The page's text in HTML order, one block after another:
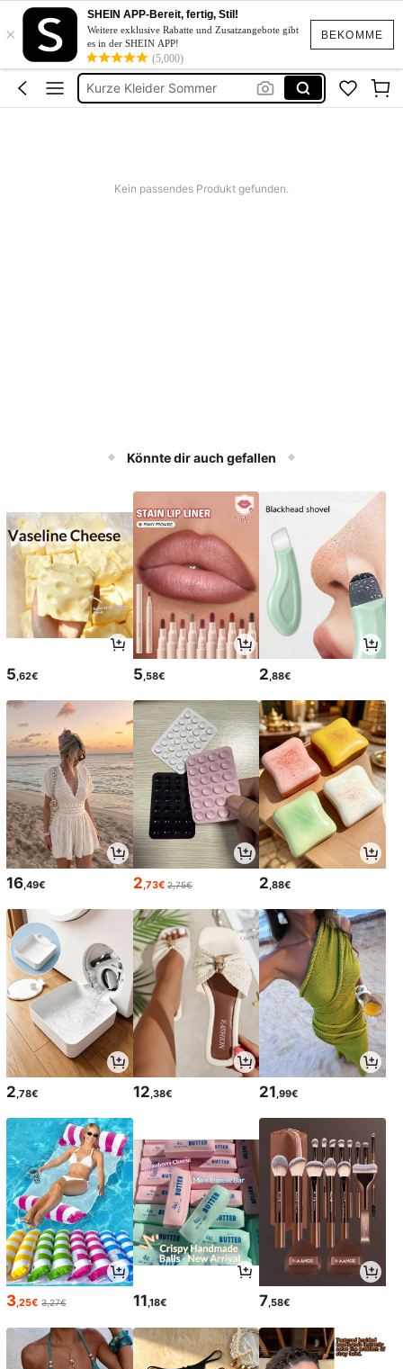
BEKOMME
×
SHEIN APP-Bereit, fertig, Stil!
Weitere exklusive Rabatte und Zusatzangebote gibt
es in der SHEIN APP!
(5,000)
Kleid Baumwolle
Bicycle For Kids
Trampoline Outdoor
Kurze Kleider Sommer
Kein passendes Produkt gefunden.
Könnte dir auch gefallen
5 ,62€ 5 ,58€ 2 ,88€
16,49€ 2,73€ 2,75€ 2,88€
2,78€ 12,38€ 21,99€
3,25€ 3,27€ 11,18€ 7,58€